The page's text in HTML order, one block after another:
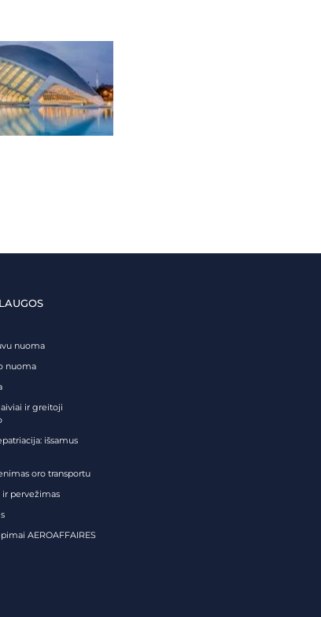
nuoma
nuoma
ir greitoji
išsamus
oro transportu
pervežimas
AEROAFFAIRES